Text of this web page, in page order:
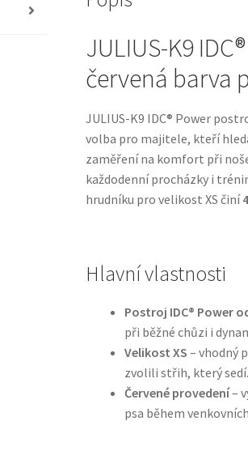
JULIUS-K9
červená barva
JULIUS-K9 IDC® Power
volba pro majitele, kteří
zaměření na komfort při
každodenní procházky i
hrudníku pro velikost XS činí
Hlavní vlastnosti
Postroj IDC® Power
při běžné chůzi i
Velikost XS – vhodný
zvolili střih, který sedí.
Červené provedení–
psa během